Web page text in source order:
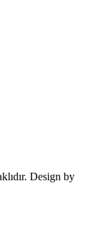
Design by